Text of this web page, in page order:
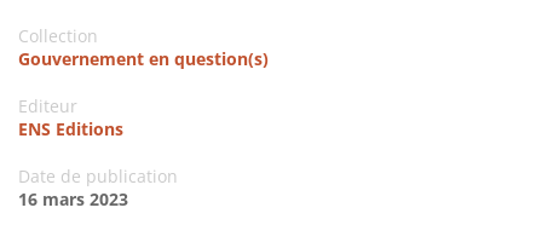
Collection
Gouvernement en question(s)
Editeur
ENS Editions
Date de publication
16 mars 2023